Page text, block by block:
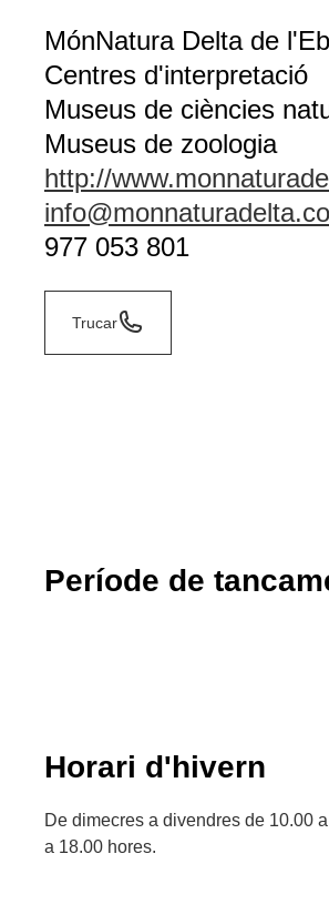
MónNatura Delta de
Centres d'interpretació
Museus de ciències
Museus de zoologia
http://
977 053 801
Trucar
Període de
Horari d'hivern
De dimecres a divendres de 10.00
a 18.00 hores.